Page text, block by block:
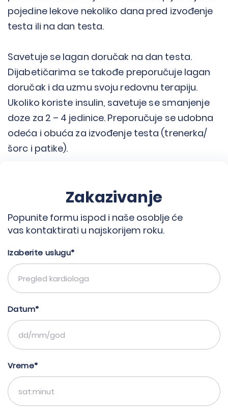
pojedine lekove nekoliko dana pred izvođenje
testa ili na dan testa.
Savetuje se lagan doručak na dan testa.
Dijabetičarima se takođe preporučuje lagan
doručak i da uzmu svoju redovnu terapiju.
Ukoliko koriste insulin, savetuje se smanjenje
doze za 2 – 4 jedinice. Preporučuje se udobna
odeća i obuća za izvođenje testa (trenerka/
šorc i patike).
Zakazivanje
Popunite formu ispod i naše osoblje će
vas kontaktirati u najskorijem roku.
Izaberite uslugu*
Datum*
Vreme*